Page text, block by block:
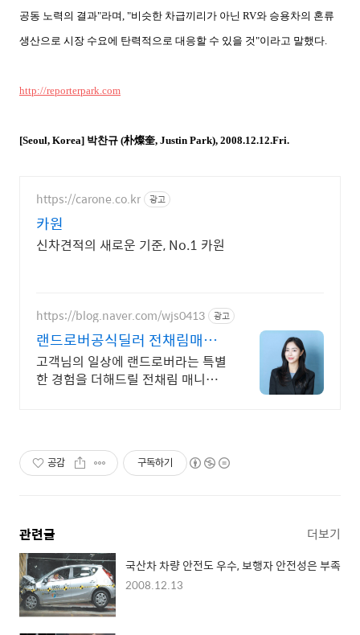
공동 노력의 결과"라며 , "비슷한 차급끼리가 아닌 RV와 승용차의 혼류
생산으로 시장 수요에 탄력적으로 대응할 수 있을 것"이라고 말했다
http://reporterpark.com
[Seoul, Korea] 박찬규 (朴燦奎, Justin Park), 2008.12.12.Fri.
https://carone.co.kr 광고
카원
신차견적의 새로운 기준, No.1 카원
https://blog.naver.com/wjs0413 광고
랜드로버공식딜러 전채림매니
저
고객님의 일상에 랜드로버라는 특별
한 경험을 더해드릴 전채림 매니저
공감 구독하기
관련글 더보기
국산차 차량 안전도 우수, 보행자 안전성은 부족
2008.12.13